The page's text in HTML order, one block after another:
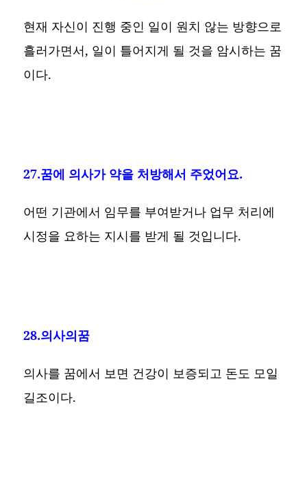
현재 자신이 진행 중인 일이 원치 않는 방향으로
흘러가면서, 일이 틀어지게 될 것을 암시하는 꿈
이다.
27.꿈에 의사가 약을 처방해서 주었어요.
어떤 기관에서 임무를 부여받거나 업무 처리에
시정을 요하는 지시를 받게 될 것입니다.
28.의사의꿈
의사를 꿈에서 보면 건강이 보증되고 돈도 모일
길조이다.